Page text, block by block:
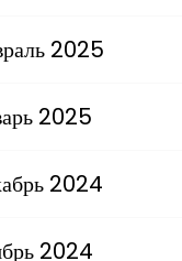
2025
2025
2024
2024